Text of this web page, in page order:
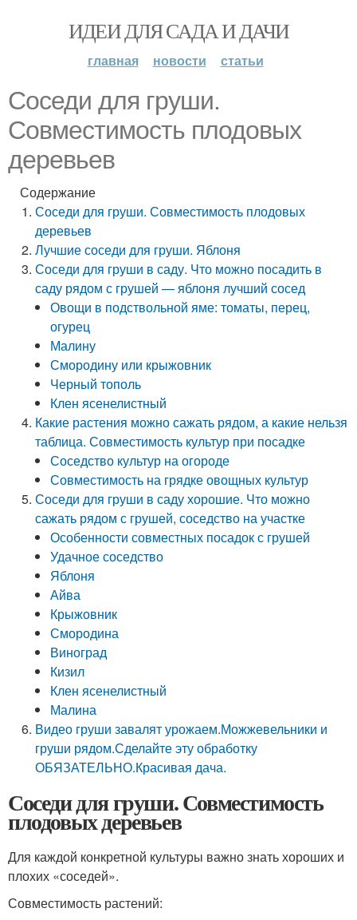
ИДЕИ ДЛЯ САДА И ДАЧИ
главная новости статьи
Соседи для груши.
Совместимость плодовых
деревьев
Содержание
Соседи для груши. Совместимость плодовых
деревьев
Лучшие соседи для груши. Яблоня
Соседи для груши в саду. Что можно посадить в
саду рядом с грушей — яблоня лучший сосед
Овощи в подствольной яме: томаты, перец,
огурец
Малину
Смородину или крыжовник
Черный тополь
Клен ясенелистный
Какие растения можно сажать рядом, а какие нельзя
таблица. Совместимость культур при посадке
Соседство культур на огороде
Совместимость на грядке овощных культур
Соседи для груши в саду хорошие. Что можно
сажать рядом с грушей, соседство на участке
Особенности совместных посадок с грушей
Удачное соседство
Яблоня
Айва
Крыжовник
Смородина
Виноград
Кизил
Клен ясенелистный
Малина
Видео груши завалят урожаем.Можжевельники и
груши рядом.Сделайте эту обработку
ОБЯЗАТЕЛЬНО.Красивая дача.
Соседи для груши. Совместимость
плодовых деревьев
Для каждой конкретной культуры важно знать хороших и
плохих «соседей».
Совместимость растений: